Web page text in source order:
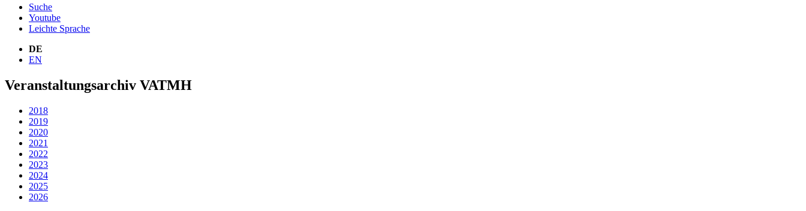
Suche
Youtube
Leichte Sprache
DE
EN
Veranstaltungsarchiv VATMH
2018
2019
2020
2021
2022
2023
2024
2025
2026